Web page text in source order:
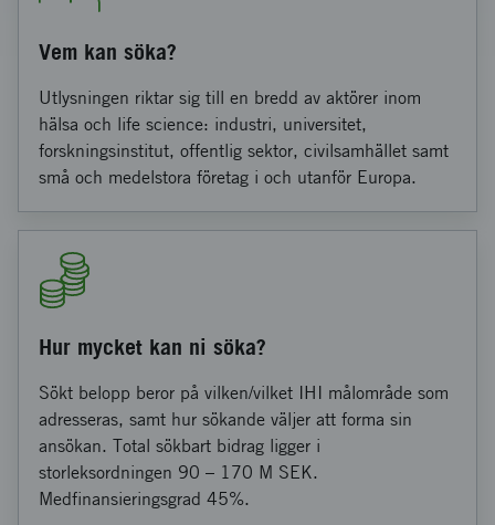
Vem kan söka?
Utlysningen riktar sig till en bredd av aktörer inom
hälsa och life science: industri, universitet,
forskningsinstitut, offentlig sektor, civilsamhället samt
små och medelstora företag i och utanför Europa.
Hur mycket kan ni söka?
Sökt belopp beror på vilken/vilket IHI målområde som
adresseras, samt hur sökande väljer att forma sin
ansökan. Total sökbart bidrag ligger i
storleksordningen 90 – 170 M SEK.
Medfinansieringsgrad 45%.